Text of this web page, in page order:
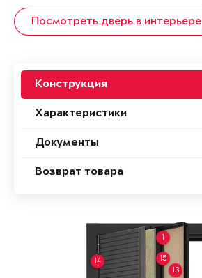
Посмотреть дверь в интерьере
Конструкция
Характеристики
Документы
Возврат товара
1
13
14 15